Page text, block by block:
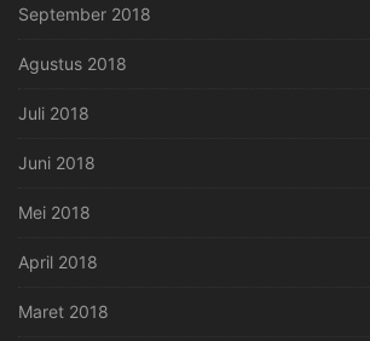
September 2018
Agustus 2018
Juli 2018
Juni 2018
Mei 2018
April 2018
Maret 2018